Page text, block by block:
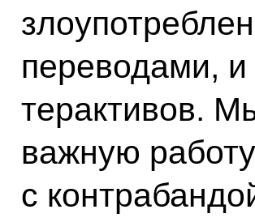
переводами,
терактивов.
важную
с